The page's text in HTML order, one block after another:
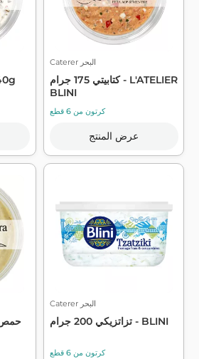
Caterer البحر
كتابيتي 175 جرام - L'ATELIER
BLINI
كرتون من 6 قطع
عرض المنتج
Caterer البحر
تزاتزيكي 200 جرام - BLINI
كرتون من 6 قطع